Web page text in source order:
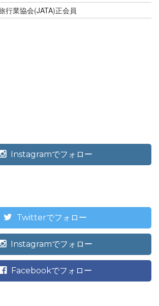
行業協会(JATA)正会員
Instagramでフォロー
Twitterでフォロー
Instagramでフォロー
Facebookでフォロー